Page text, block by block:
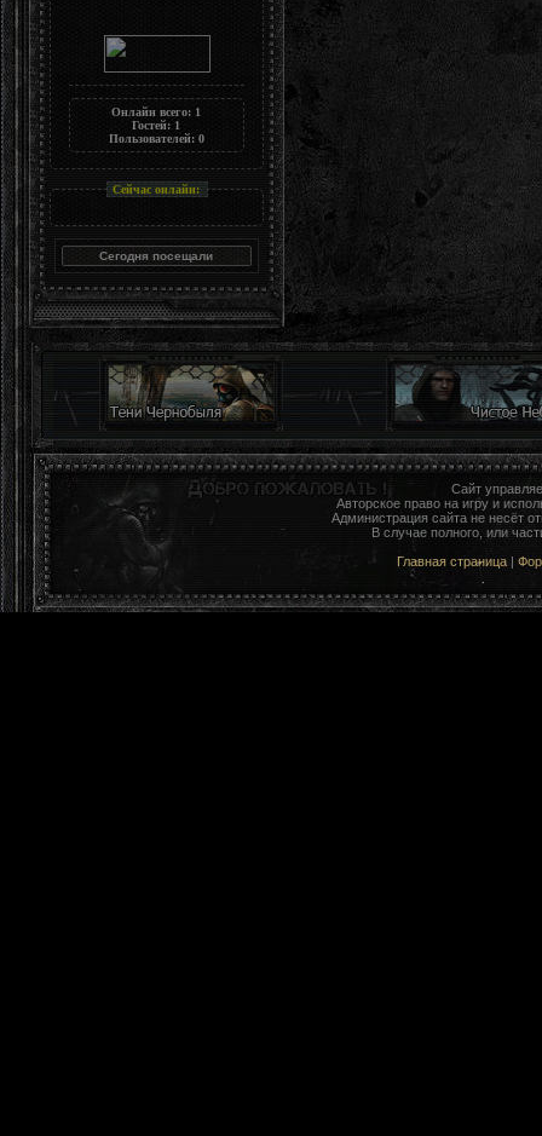
Онлайн всего: 1
Гостей: 1
Пользователей: 0
Сейчас онлайн:
Сайт
Авторское право на игру и
Администрация сайта не несёт
В случае полного, или
Главная страница |